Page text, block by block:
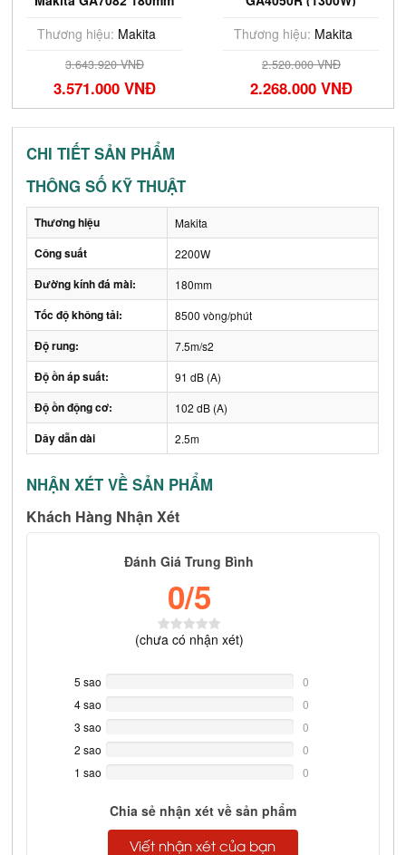
Thương hiệu: Makita
3.643.920 VNĐ
3.571.000 VNĐ
Thương hiệu: Makita
2.520.000 VNĐ
2.268.000 VNĐ
CHI TIẾT SẢN PHẨM
THÔNG SỐ KỸ THUẬT
Thương hiệu Makita
Công suất 2200W
Đường kính đá mài: 180mm
Tốc độ không tải: 8500 vòng/phút
Độ rung: 7.5m/s2
Độ ồn áp suất: 91 dB (A)
Độ ồn động cơ: 102 dB (A)
Dây dẫn dài 2.5m
NHẬN XÉT VỀ SẢN PHẨM
Khách Hàng Nhận Xét
Đánh Giá Trung Bình
0/5
(chưa có nhận xét)
5 sao
Complete
0
4 sao
Complete
0
3 sao
Complete
0
2 sao
Complete
0
1 sao
0
Chia sẻ nhận xét về sản phẩm
Viết nhận xét của bạn